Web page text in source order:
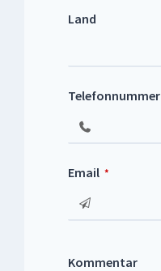
Land
Telefonnummer
Email *
Kommentar